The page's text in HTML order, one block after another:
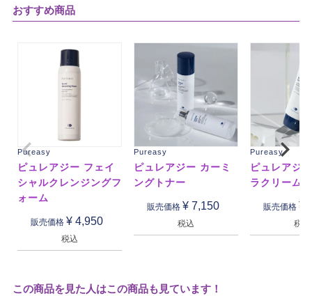
おすすめ商品
Pureasy
ピュレアジー フェイ
シャルクレンジングフ
ォーム
販売価格 ¥ 4,950
税込
Pureasy
ピュレアジー カーミ
ングトナー
販売価格 ¥ 7,150
税込
Pureasy
ピュレアジ
ラクリーム
販売価格 ¥
税込
この商品を見た人はこの商品も見ています！